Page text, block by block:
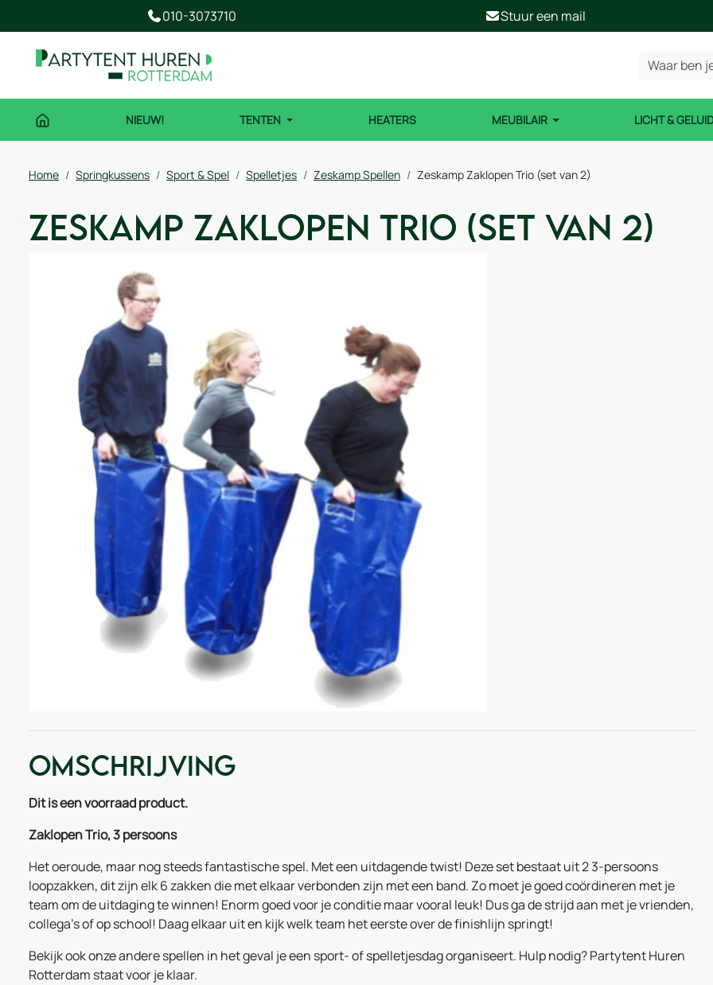
010-3073710 Stuur een mail
NIEUW! TENTEN HEATERS MEUBILAIR LICHT &
Home Springkussens Sport & Spel Spelletjes Zeskamp Spellen Zeskamp Zaklopen Trio (set van 2)
Zeskamp Zaklopen Trio (set van 2)
Omschrijving
Dit is een voorraad product.
Zaklopen Trio, 3 persoons
Het oeroude, maar nog steeds fantastische spel. Met een uitdagende twist! Deze set bestaat uit 2 3-persoons
loopzakken, dit zijn elk 6 zakken die met elkaar verbonden zijn met een band. Zo moet je goed coördineren met je
team om de uitdaging te winnen! Enorm goed voor je conditie maar vooral leuk! Dus ga de strijd aan met je vrienden,
collega's of op school! Daag elkaar uit en kijk welk team het eerste over de finishlijn springt!
Bekijk ook onze andere spellen in het geval je een sport- of spelletjesdag organiseert. Hulp nodig? Partytent Huren
Rotterdam staat voor je klaar.